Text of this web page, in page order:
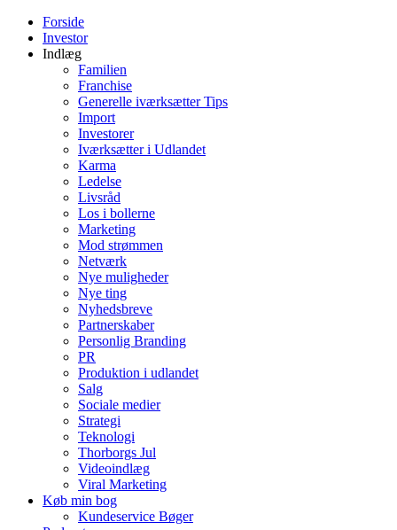
Forside
Investor
Indlæg
Familien
Franchise
Generelle iværksætter Tips
Import
Investorer
Iværksætter i Udlandet
Karma
Ledelse
Livsråd
Los i bollerne
Marketing
Mod strømmen
Netværk
Nye muligheder
Nye ting
Nyhedsbreve
Partnerskaber
Personlig Branding
PR
Produktion i udlandet
Salg
Sociale medier
Strategi
Teknologi
Thorborgs Jul
Videoindlæg
Viral Marketing
Køb min bog
Kundeservice Bøger